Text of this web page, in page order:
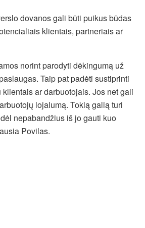
dovanos gali būti puikus būdas
klientais, partneriais ar
norint parodyti dėkingumą už
Taip pat padėti sustiprinti
ar darbuotojais. Jos net gali
lojalumą. Tokią galią turi
nepabandžius iš jo gauti kuo
Povilas.